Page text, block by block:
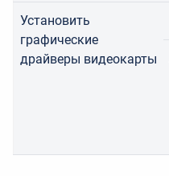
Установить
графические
драйверы видеокарты